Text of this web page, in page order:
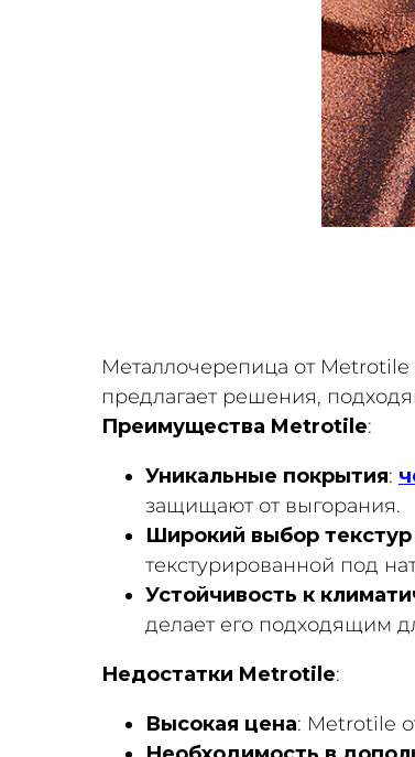
Металлочерепица от Metrotile
предлагает решения,
Преимущества Metrotile:
Уникальные покрытия:
защищают от выгорания.
Широкий выбор текстур
текстурированной под
Устойчивость к
делает его подходящим
Недостатки Metrotile:
Высокая цена: Metrotile